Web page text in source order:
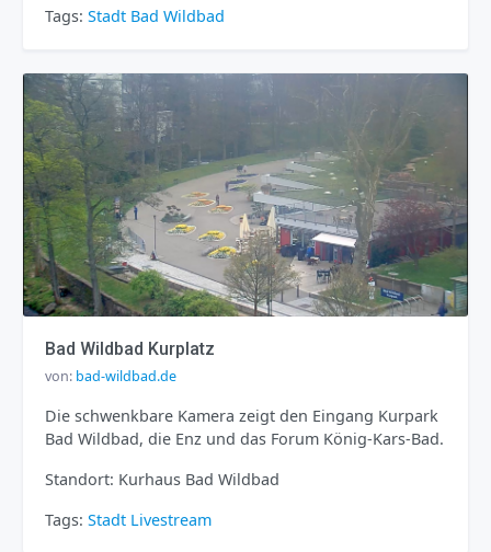
Tags: Stadt Bad Wildbad
Bad Wildbad Kurplatz
von: bad-wildbad.de
Die schwenkbare Kamera zeigt den Eingang Kurpark
Bad Wildbad, die Enz und das Forum König-Kars-Bad.
Standort: Kurhaus Bad Wildbad
Tags: Stadt Livestream